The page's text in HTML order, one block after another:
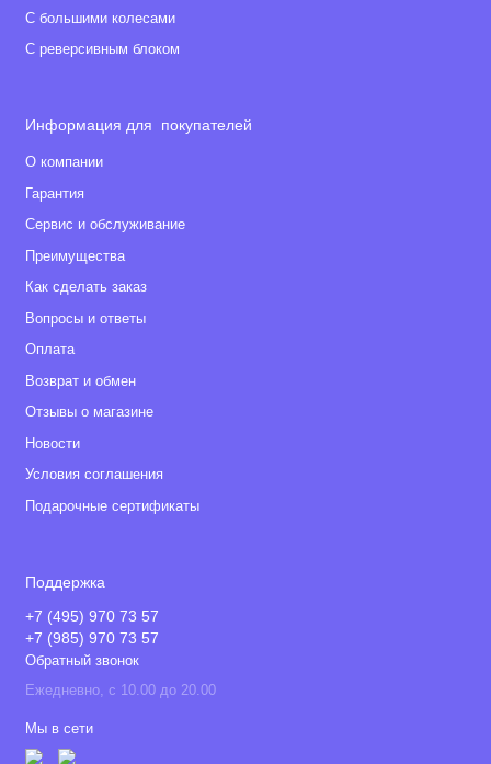
С большими колесами
С реверсивным блоком
Информация для покупателей
О компании
Гарантия
Сервис и обслуживание
Преимущества
Как сделать заказ
Вопросы и ответы
Оплата
Возврат и обмен
Отзывы о магазине
Новости
Условия соглашения
Подарочные сертификаты
Поддержка
+7 (495) 970 73 57
+7 (985) 970 73 57
Обратный звонок
Ежедневно, с 10.00 до 20.00
Мы в сети